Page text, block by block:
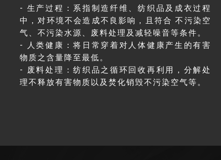
- 生产过程：系指制造纤维、纺织品及成衣过程
中，对环境不会造成不良影响，且符合 不污染空
气、不污染水源、废料处理及减轻噪音等条件。
- 人类健康：将日常穿着对人体健康产生的有害
物质之含量降至最低。
- 废料处理：纺织品之循环回收再利用，分解处
理不释放有害物质以及焚化销毁不污染空气等。